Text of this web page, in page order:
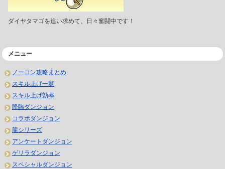
ダイヤタマゴを追い求めて、日々奮闘中です！
メニュー
ノーコン攻略まとめ
スキル上げ一覧
スキル上げ効率
降臨ダンジョン
コラボダンジョン
龍シリーズ
アンケートダンジョン
ゲリラダンジョン
スペシャルダンジョン